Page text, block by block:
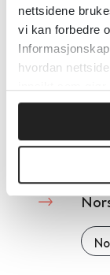
nettsidene
vi kan forbedre
hvordan
i